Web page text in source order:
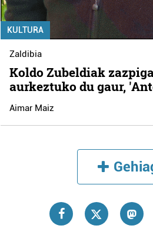
KULTURA
Zaldibia
Koldo Zubeldiak
aurkeztuko du gaur,
Aimar Maiz